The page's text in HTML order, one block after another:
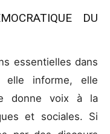
DU
essentielles dans
elle informe, elle
donne voix à la
et sociales. Si